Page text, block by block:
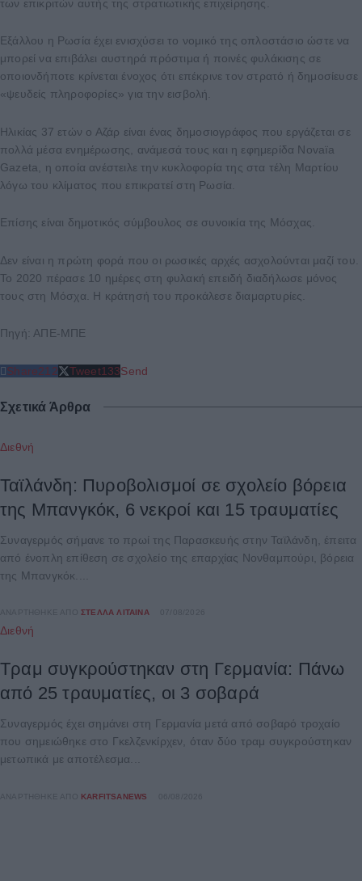
των επικριτών αυτής της στρατιωτικής επιχείρησης.
Εξάλλου η Ρωσία έχει ενισχύσει το νομικό της οπλοστάσιο ώστε να
μπορεί να επιβάλει αυστηρά πρόστιμα ή ποινές φυλάκισης σε
οποιονδήποτε κρίνεται ένοχος ότι επέκρινε τον στρατό ή δημοσίευσε
«ψευδείς πληροφορίες» για την εισβολή.
Ηλικίας 37 ετών ο Αζάρ είναι ένας δημοσιογράφος που εργάζεται σε
πολλά μέσα ενημέρωσης, ανάμεσά τους και η εφημερίδα Novaïa
Gazeta, η οποία ανέστειλε την κυκλοφορία της στα τέλη Μαρτίου
λόγω του κλίματος που επικρατεί στη Ρωσία.
Επίσης είναι δημοτικός σύμβουλος σε συνοικία της Μόσχας.
Δεν είναι η πρώτη φορά που οι ρωσικές αρχές ασχολούνται μαζί του.
Το 2020 πέρασε 10 ημέρες στη φυλακή επειδή διαδήλωσε μόνος
τους στη Μόσχα. Η κράτησή του προκάλεσε διαμαρτυρίες.
Πηγή: ΑΠΕ-ΜΠΕ
Share212 Tweet133Send
Σχετικά Άρθρα
Διεθνή
Ταϊλάνδη: Πυροβολισμοί σε σχολείο βόρεια
της Μπανγκόκ, 6 νεκροί και 15 τραυματίες
Συναγερμός σήμανε το πρωί της Παρασκευής στην Ταϊλάνδη, έπειτα
από ένοπλη επίθεση σε σχολείο της επαρχίας Νονθαμπούρι, βόρεια
της Μπανγκόκ....
ΑΝΑΡΤΉΘΗΚΕ ΑΠΌ ΣΤΈΛΛΑ ΛΊΤΑΙΝΑ
Διεθνή
Τραμ συγκρούστηκαν στη Γερμανία: Πάνω
από 25 τραυματίες, οι 3 σοβαρά
Συναγερμός έχει σημάνει στη Γερμανία μετά από σοβαρό τροχαίο
που σημειώθηκε στο Γκελζενκίρχεν, όταν δύο τραμ συγκρούστηκαν
μετωπικά με αποτέλεσμα...
ΑΝΑΡΤΉΘΗΚΕ ΑΠΌ KARFITSANEWS